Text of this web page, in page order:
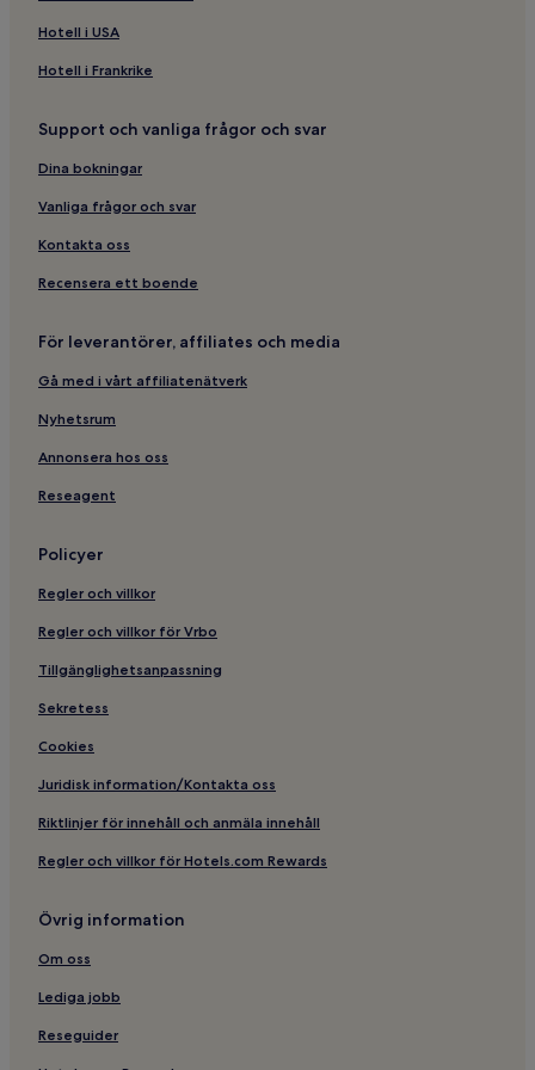
Hotell i närheten av Kåvan Express
Hotell i närheten av Ramundberget
Hotell i Tänndalen
Hotell i USA
Hotell i Frankrike
Support och vanliga frågor och svar
Dina bokningar
Vanliga frågor och svar
Kontakta oss
Recensera ett boende
För leverantörer, affiliates och media
Gå med i vårt affiliatenätverk
Nyhetsrum
Annonsera hos oss
Reseagent
Policyer
Regler och villkor
Regler och villkor för Vrbo
Tillgänglighetsanpassning
Sekretess
Cookies
Juridisk information/Kontakta oss
Riktlinjer för innehåll och anmäla innehåll
Regler och villkor för Hotels.com Rewards
Övrig information
Om oss
Lediga jobb
Reseguider